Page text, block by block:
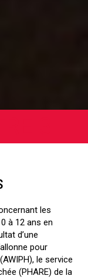
les
à 12 ans en
d’une
pour
le service
(PHARE) de la